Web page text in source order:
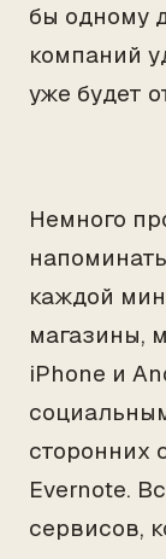
бы одному
компаний
уже будет
Немного
каждой
магазины,
iPhone и
сторонних
Evernote.
сервисов,